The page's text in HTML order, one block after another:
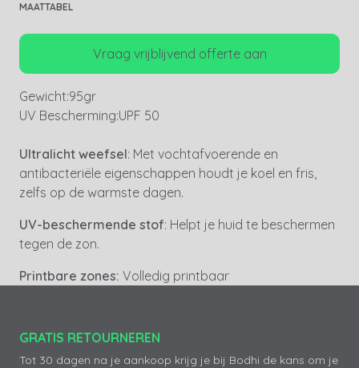
MAATTABEL
Vraag vrijblijvend offerte aan
Gewicht:95gr
UV Bescherming:UPF 50
Ultralicht weefsel: Met vochtafvoerende en
antibacteriële eigenschappen houdt je koel en fris,
zelfs op de warmste dagen.
UV-beschermende stof: Helpt je huid te beschermen
tegen de zon.
Printbare zones: Volledig printbaar
GRATIS RETOURNEREN
Tot 30 dagen na je aankoop krijg je bij Bodhi de kans om je